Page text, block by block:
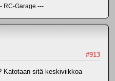
RC-Garage ---
#913
Katotaan sitä keskiviikkoa